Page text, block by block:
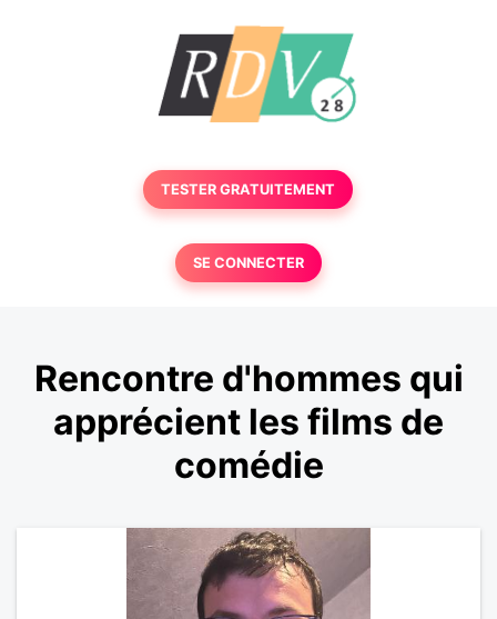
TESTER GRATUITEMENT
SE CONNECTER
Rencontre d'hommes qui
apprécient les films de
comédie